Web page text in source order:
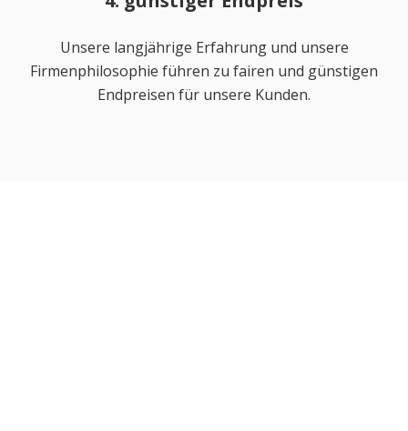
Unsere langjährige Erfahrung und unsere
Firmenphilosophie führen zu fairen und günstigen
Endpreisen für unsere Kunden.